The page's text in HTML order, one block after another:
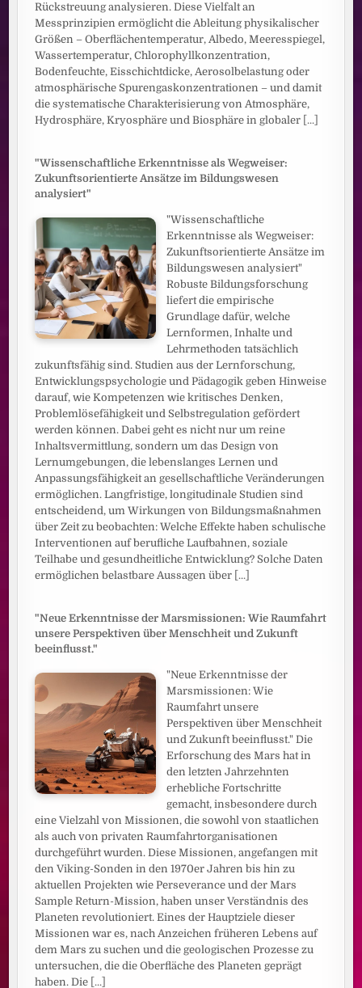
Rückstreuung analysieren. Diese Vielfalt an
Messprinzipien ermöglicht die Ableitung physikalischer
Größen – Oberflächentemperatur, Albedo, Meeresspiegel,
Wassertemperatur, Chlorophyllkonzentration,
Bodenfeuchte, Eisschichtdicke, Aerosolbelastung oder
atmosphärische Spurengaskonzentrationen – und damit
die systematische Charakterisierung von Atmosphäre,
Hydrosphäre, Kryosphäre und Biosphäre in globaler [...]
"Wissenschaftliche Erkenntnisse als Wegweiser:
Zukunftsorientierte Ansätze im Bildungswesen
analysiert"
"Wissenschaftliche
Erkenntnisse als Wegweiser:
Zukunftsorientierte Ansätze im
Bildungswesen analysiert"
Robuste Bildungsforschung
liefert die empirische
Grundlage dafür, welche
Lernformen, Inhalte und
Lehrmethoden tatsächlich
zukunftsfähig sind. Studien aus der Lernforschung,
Entwicklungspsychologie und Pädagogik geben Hinweise
darauf, wie Kompetenzen wie kritisches Denken,
Problemlösefähigkeit und Selbstregulation gefördert
werden können. Dabei geht es nicht nur um reine
Inhaltsvermittlung, sondern um das Design von
Lernumgebungen, die lebenslanges Lernen und
Anpassungsfähigkeit an gesellschaftliche Veränderungen
ermöglichen. Langfristige, longitudinale Studien sind
entscheidend, um Wirkungen von Bildungsmaßnahmen
über Zeit zu beobachten: Welche Effekte haben schulische
Interventionen auf berufliche Laufbahnen, soziale
Teilhabe und gesundheitliche Entwicklung? Solche Daten
ermöglichen belastbare Aussagen über [...]
"Neue Erkenntnisse der Marsmissionen: Wie Raumfahrt
unsere Perspektiven über Menschheit und Zukunft
beeinflusst."
"Neue Erkenntnisse der
Marsmissionen: Wie
Raumfahrt unsere
Perspektiven über Menschheit
und Zukunft beeinflusst." Die
Erforschung des Mars hat in
den letzten Jahrzehnten
erhebliche Fortschritte
gemacht, insbesondere durch
eine Vielzahl von Missionen, die sowohl von staatlichen
als auch von privaten Raumfahrtorganisationen
durchgeführt wurden. Diese Missionen, angefangen mit
den Viking-Sonden in den 1970er Jahren bis hin zu
aktuellen Projekten wie Perseverance und der Mars
Sample Return-Mission, haben unser Verständnis des
Planeten revolutioniert. Eines der Hauptziele dieser
Missionen war es, nach Anzeichen früheren Lebens auf
dem Mars zu suchen und die geologischen Prozesse zu
untersuchen, die die Oberfläche des Planeten geprägt
haben. Die [...]